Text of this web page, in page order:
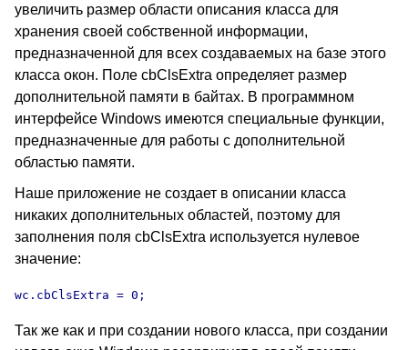
увеличить размер области описания класса для
хранения своей собственной информации,
предназначенной для всех создаваемых на базе этого
класса окон. Поле cbClsExtra определяет размер
дополнительной памяти в байтах. В программном
интерфейсе Windows имеются специальные функции,
предназначенные для работы с дополнительной
областью памяти.
Наше приложение не создает в описании класса
никаких дополнительных областей, поэтому для
заполнения поля cbClsExtra используется нулевое
значение:
wc.cbClsExtra = 0;
Так же как и при создании нового класса, при создании